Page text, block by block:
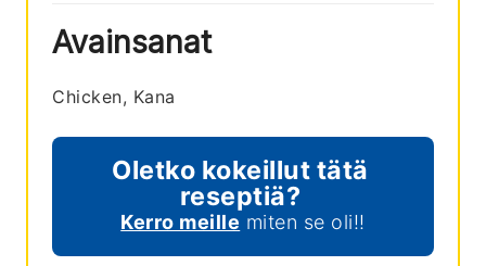
Avainsanat
Chicken, Kana
Oletko kokeillut tätä
reseptiä?
Kerro meille miten se oli!!